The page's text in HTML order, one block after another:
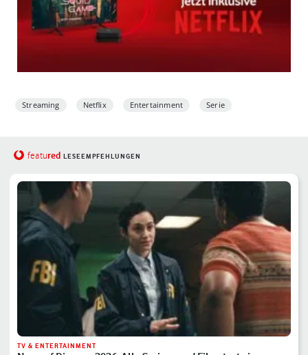
Streaming Netflix Entertainment Serie
featured LESEEMPFEHLUNGEN
TV & ENTERTAINMENT